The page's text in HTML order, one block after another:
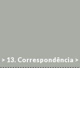
> 13. Correspondência >